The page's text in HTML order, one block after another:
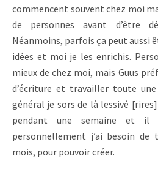
commencent souvent chez moi
de personnes avant d’être
Néanmoins, parfois ça peut aussi
idées et moi je les enrichis.
mieux de chez moi, mais Guus
d’écriture et travailler toute
général je sors de là lessivé
pendant une semaine et il
personnellement j’ai besoin de
mois, pour pouvoir créer.